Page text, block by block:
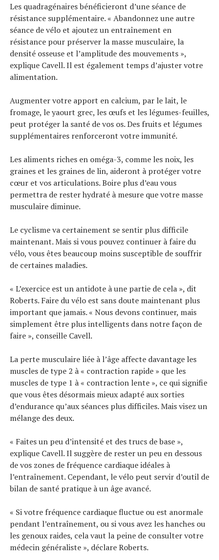
Les quadragénaires bénéficieront d’une séance de
résistance supplémentaire. « Abandonnez une autre
séance de vélo et ajoutez un entraînement en
résistance pour préserver la masse musculaire, la
densité osseuse et l’amplitude des mouvements »,
explique Cavell. Il est également temps d’ajuster votre
alimentation.
Augmenter votre apport en calcium, par le lait, le
fromage, le yaourt grec, les œufs et les légumes-feuilles,
peut protéger la santé de vos os. Des fruits et légumes
supplémentaires renforceront votre immunité.
Les aliments riches en oméga-3, comme les noix, les
graines et les graines de lin, aideront à protéger votre
cœur et vos articulations. Boire plus d’eau vous
permettra de rester hydraté à mesure que votre masse
musculaire diminue.
Le cyclisme va certainement se sentir plus difficile
maintenant. Mais si vous pouvez continuer à faire du
vélo, vous êtes beaucoup moins susceptible de souffrir
de certaines maladies.
« L’exercice est un antidote à une partie de cela », dit
Roberts. Faire du vélo est sans doute maintenant plus
important que jamais. « Nous devons continuer, mais
simplement être plus intelligents dans notre façon de
faire », conseille Cavell.
La perte musculaire liée à l’âge affecte davantage les
muscles de type 2 à « contraction rapide » que les
muscles de type 1 à « contraction lente », ce qui signifie
que vous êtes désormais mieux adapté aux sorties
d’endurance qu’aux séances plus difficiles. Mais visez un
mélange des deux.
« Faites un peu d’intensité et des trucs de base »,
explique Cavell. Il suggère de rester un peu en dessous
de vos zones de fréquence cardiaque idéales à
l’entraînement. Cependant, le vélo peut servir d’outil de
bilan de santé pratique à un âge avancé.
« Si votre fréquence cardiaque fluctue ou est anormale
pendant l’entraînement, ou si vous avez les hanches ou
les genoux raides, cela vaut la peine de consulter votre
médecin généraliste », déclare Roberts.